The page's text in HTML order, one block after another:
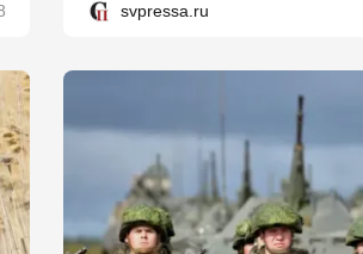
svpressa.ru